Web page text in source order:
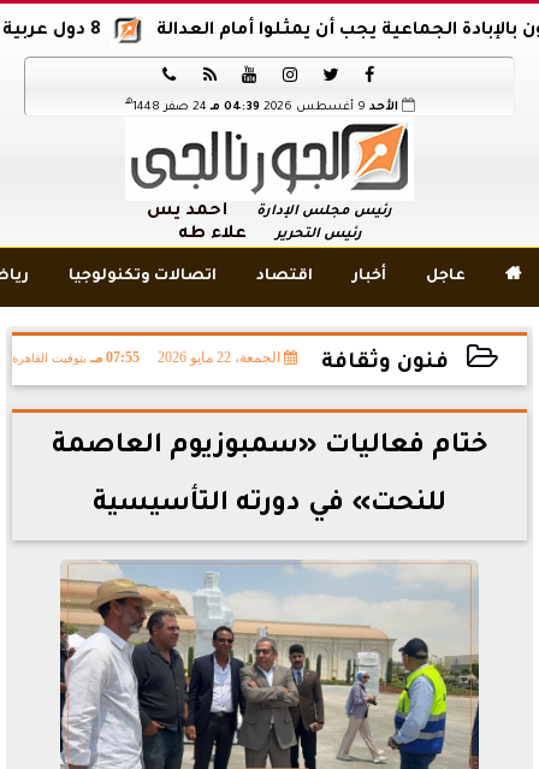
8 دول عربية وإسلامية تدين اقتحام المسجد الأقصى يمثلوا أمام العدالة






الأحد 04:39 مـ 24 صفر 1448 هـ
رئيس مجلس الإدارة أحمد يس
رئيس التحرير علاء طه
 عاجل أخبار اقتصاد اتصالات وتكنولوجيا
فنون وثقافة الجمعة، 22 مايو 2026 07:55 مـ بتوقيت القاهرة
2026-05-22 19:55:12
ختام فعاليات «سمبوزيوم العاصمة
للنحت» في دورته التأسيسية